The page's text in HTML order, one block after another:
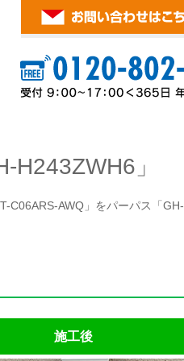
H243ZWH6」
C06ARS-AWQ」をパーパス「GH-
施工後